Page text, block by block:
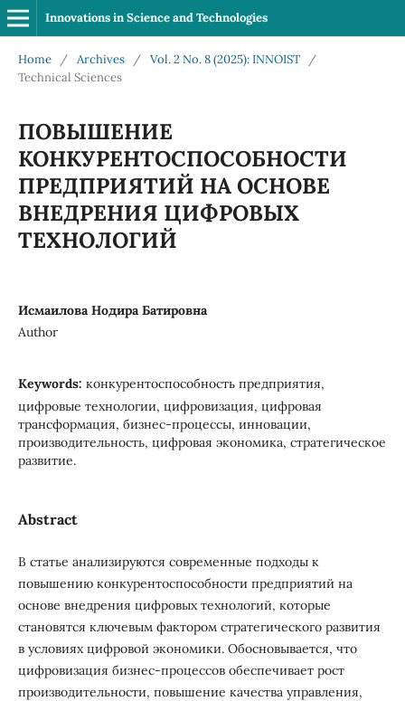
Innovations in Science and Technologies
Home / Archives / Vol. 2 No. 8 (2025): INNOIST
/
Technical Sciences
ПОВЫШЕНИЕ
КОНКУРЕНТОСПОСОБНОСТИ
ПРЕДПРИЯТИЙ НА ОСНОВЕ
ВНЕДРЕНИЯ ЦИФРОВЫХ
ТЕХНОЛОГИЙ
Исмаилова Нодира Батировна
Author
Keywords: конкурентоспособность предприятия,
цифровые технологии, цифровизация, цифровая
трансформация, бизнес-процессы, инновации,
производительность, цифровая экономика, стратегическое
развитие.
Abstract
В статье анализируются современные подходы к
повышению конкурентоспособности предприятий на
основе внедрения цифровых технологий, которые
становятся ключевым фактором стратегического развития
в условиях цифровой экономики. Обосновывается, что
цифровизация бизнес-процессов обеспечивает рост
производительности, повышение качества управления,